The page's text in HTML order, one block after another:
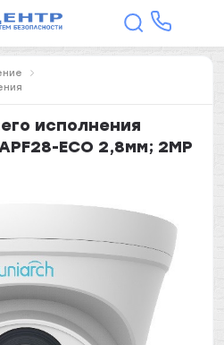
исполнения
ECO 2,8мм; 2MP